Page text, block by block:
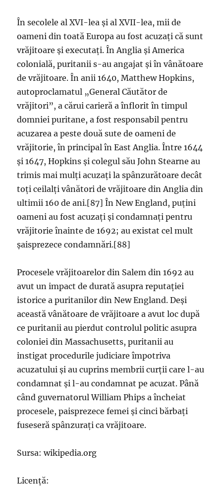
În secolele al XVI-lea și al XVII-lea, mii de
oameni din toată Europa au fost acuzați că sunt
vrăjitoare și executați. În Anglia și America
colonială, puritanii s-au angajat și în vânătoare
de vrăjitoare. În anii 1640, Matthew Hopkins,
autoproclamatul „General Căutător de
vrăjitori”, a cărui carieră a înflorit în timpul
domniei puritane, a fost responsabil pentru
acuzarea a peste două sute de oameni de
vrăjitorie, în principal în East Anglia. Între 1644
și 1647, Hopkins și colegul său John Stearne au
trimis mai mulți acuzați la spânzurătoare decât
toți ceilalți vânători de vrăjitoare din Anglia din
ultimii 160 de ani.[87] În New England, puțini
oameni au fost acuzați și condamnați pentru
vrăjitorie înainte de 1692; au existat cel mult
șaisprezece condamnări.[88]
Procesele vrăjitoarelor din Salem din 1692 au
avut un impact de durată asupra reputației
istorice a puritanilor din New England. Deși
această vânătoare de vrăjitoare a avut loc după
ce puritanii au pierdut controlul politic asupra
coloniei din Massachusetts, puritanii au
instigat procedurile judiciare împotriva
acuzatului și au cuprins membrii curții care l-au
condamnat și l-au condamnat pe acuzat. Până
când guvernatorul William Phips a încheiat
procesele, paisprezece femei și cinci bărbați
fuseseră spânzurați ca vrăjitoare.
Sursa: wikipedia.org
Licență: